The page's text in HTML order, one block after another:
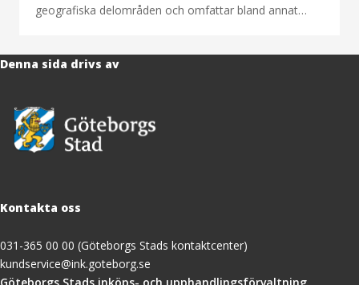
geografiska delområden och omfattar bland annat…
Denna sida drivs av
Kontakta oss
031-365 00 00 (Göteborgs Stads kontaktcenter)
kundservice@ink.goteborg.se
(öppnas